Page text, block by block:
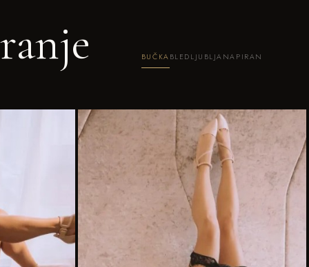
BUČKA BLED LJUBLJANA PIRAN